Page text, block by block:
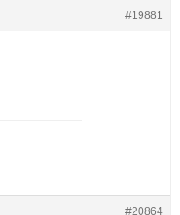
#19881
#20864